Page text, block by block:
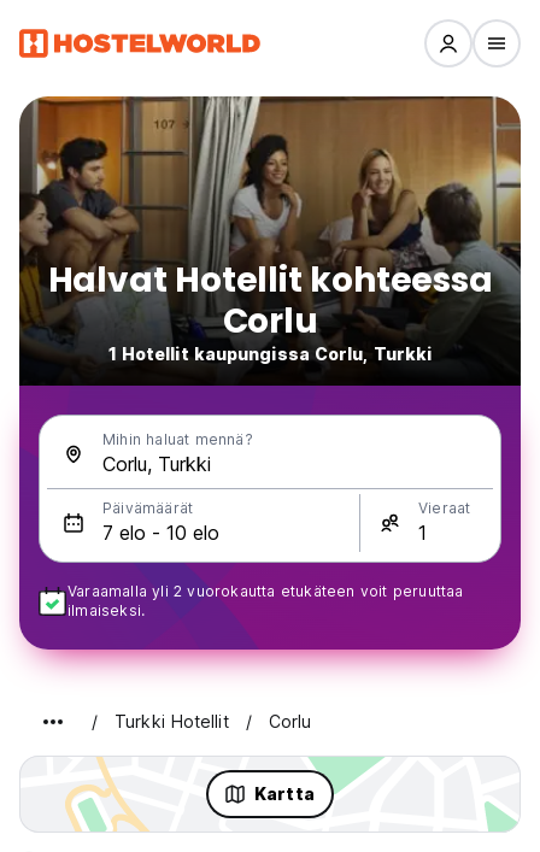
Halvat Hotellit kohteessa
Corlu
1 Hotellit kaupungissa Corlu, Turkki
Mihin haluat mennä?
Päivämäärät Vieraat
Varaamalla yli 2 vuorokautta etukäteen voit peruuttaa
ilmaiseksi.
Turkki Hotellit Corlu
Kartta